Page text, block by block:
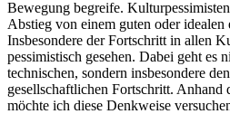
Bewegung begreife.
Abstieg von einem guten oder idealen
Insbesondere der Fortschritt in allen
pessimistisch gesehen. Dabei geht es
technischen, sondern insbesondere
gesellschaftlichen Fortschritt. Anhand
möchte ich diese Denkweise